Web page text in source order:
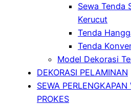
Sewa Tenda
Kerucut
Tenda
Tenda
Model Dekorasi
DEKORASI PELAMINAN
SEWA
PROKES